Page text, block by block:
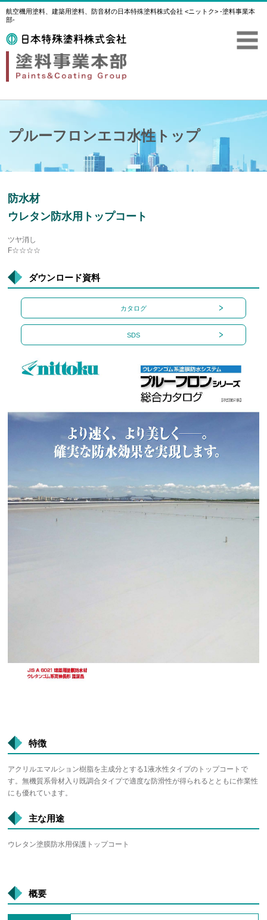
航空機用塗料、建築用塗料、防音材の日本特殊塗料株式会社 <ニットク> -塗料事業本
部-
プルーフロンエコ水性トップ
防水材
ウレタン防水用トップコート
ツヤ消し
F☆☆☆☆
ダウンロード資料
カタログ
SDS
特徴
アクリルエマルション樹脂を主成分とする1液水性タイプのトップコートで
す。無機質系骨材入り既調合タイプで適度な防滑性が得られるとともに作業性
にも優れています。
主な用途
ウレタン塗膜防水用保護トップコート
概要